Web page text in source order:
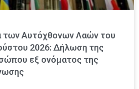
των Αυτόχθονων Λαών του
2026: Δήλωση της
εξ ονόματος της